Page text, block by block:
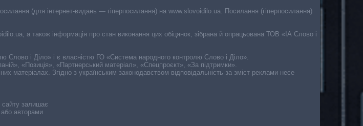
сайту залишає
авторами
(для інтернет-видань — гіперпосилання) на www.slovoidilo.ua. Посилання (гіперпосилання)
а також інформація про стан виконання цих обіцянок, зібрана й опрацьована ТОВ «ІА Слово і
Слово і Діло» і є власністю ГО «Система народного контролю Слово і Діло».
«Позиція», «Партнерський матеріал», «Спецпроєкт», «За підтримки».
матеріалах. Згідно з українським законодавством відповідальність за зміст реклами несе